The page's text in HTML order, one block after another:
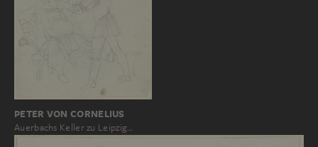
PETER VON CORNELIUS
Auerbachs Keller zu Leipzig…